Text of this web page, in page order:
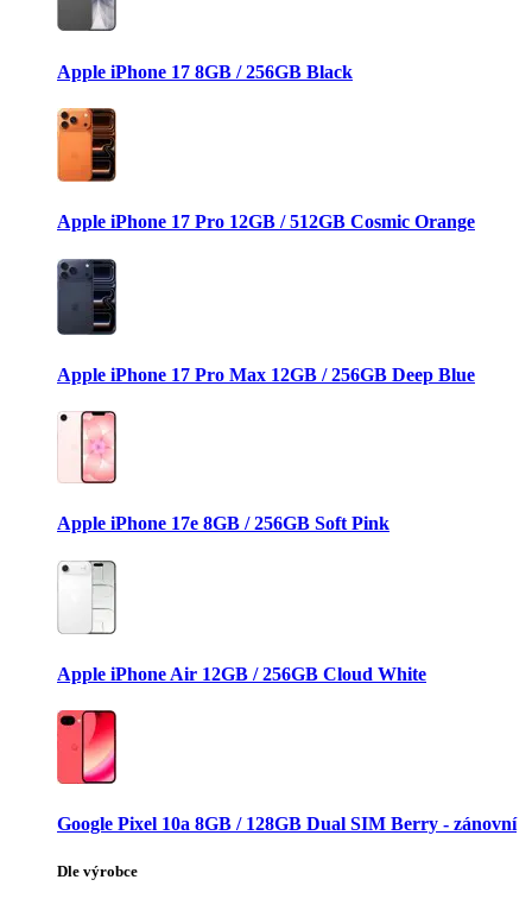
Apple iPhone 17 8GB / 256GB Black
Apple iPhone 17 Pro 12GB / 512GB Cosmic Orange
Apple iPhone 17 Pro Max 12GB / 256GB Deep Blue
Apple iPhone 17e 8GB / 256GB Soft Pink
Apple iPhone Air 12GB / 256GB Cloud White
Google Pixel 10a 8GB / 128GB Dual SIM Berry - zánovní
Dle výrobce